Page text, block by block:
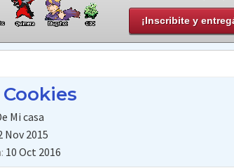
¡Inscribite y
Mi casa
Nov 2015
10 Oct 2016